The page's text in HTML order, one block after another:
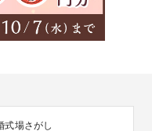
式場さがし